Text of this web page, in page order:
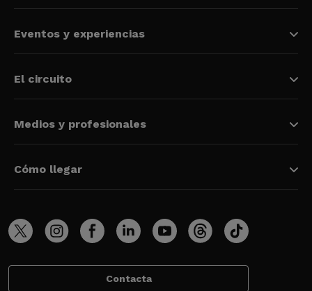
Eventos y experiencias
El circuito
Medios y profesionales
Cómo llegar
Contacta